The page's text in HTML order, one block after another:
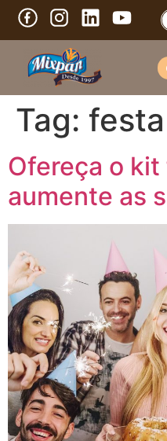
Tag: festa
Ofereça o
aumente as